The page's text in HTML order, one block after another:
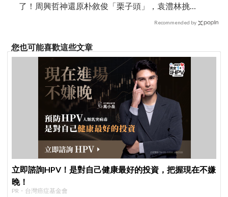
了！周興哲神還原朴敘俊「栗子頭」，袁澧林挑
Recommended by
您也可能喜歡這些文章
立即諮詢HPV！是對自己健康最好的投資，把握現在不嫌
晚！
PR・台灣癌症基金會